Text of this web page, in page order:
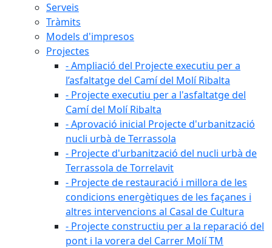
Serveis
Tràmits
Models d'impresos
Projectes
- Ampliació del Projecte executiu per a
l’asfaltatge del Camí del Molí Ribalta
- Projecte executiu per a l'asfaltatge del
Camí del Molí Ribalta
- Aprovació inicial Projecte d'urbanització
nucli urbà de Terrassola
- Projecte d'urbanització del nucli urbà de
Terrassola de Torrelavit
- Projecte de restauració i millora de les
condicions energètiques de les façanes i
altres intervencions al Casal de Cultura
- Projecte constructiu per a la reparació del
pont i la vorera del Carrer Molí TM